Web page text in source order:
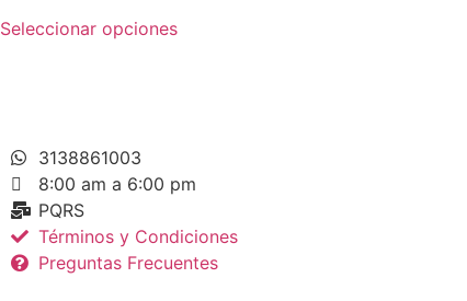
Seleccionar opciones
3138861003
8:00 am a 6:00 pm
PQRS
Términos y Condiciones
Preguntas Frecuentes